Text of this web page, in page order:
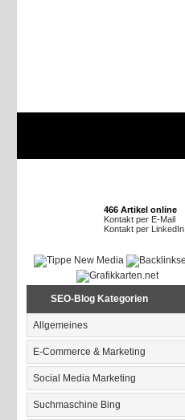
466 Artikel online
Kontakt per E-Mail
Kontakt per LinkedIn
SEO-Blog Kategorien
Allgemeines
E-Commerce & Marketing
Social Media Marketing
Suchmaschine Bing